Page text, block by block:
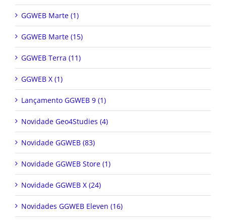
GGWEB Marte (1)
GGWEB Marte (15)
GGWEB Terra (11)
GGWEB X (1)
Lançamento GGWEB 9 (1)
Novidade Geo4Studies (4)
Novidade GGWEB (83)
Novidade GGWEB Store (1)
Novidade GGWEB X (24)
Novidades GGWEB Eleven (16)